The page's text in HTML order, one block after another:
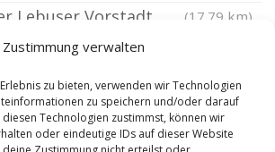
Zustimmung verwalten
zu bieten, verwenden wir Technologien
zu speichern und/oder darauf
Technologien zustimmst, können wir
oder eindeutige IDs auf dieser Website
Lebuser Vorstadt (17.79 km)
Obere Stadt
Rosengarten (18.06 km)
(18.11 km)